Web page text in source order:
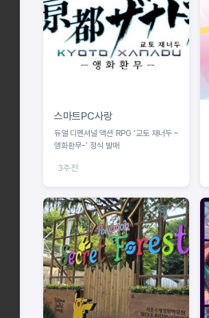
스마트PC사랑
듀얼 디멘셔널 액션 RPG ‘교토 재너두 –
앵화환무-’ 정식 발매
3주전